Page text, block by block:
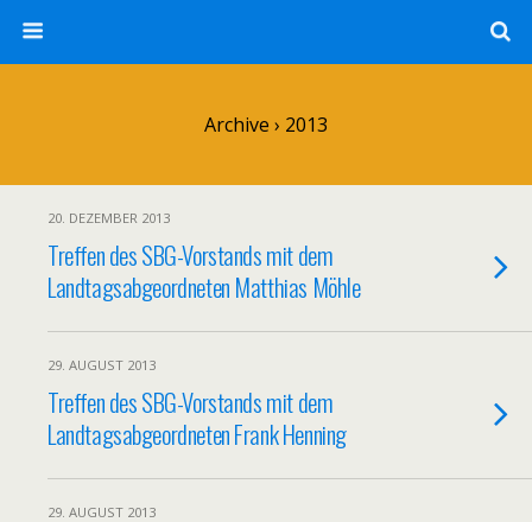
Archive › 2013
20. DEZEMBER 2013
Treffen des SBG-Vorstands mit dem
Landtagsabgeordneten Matthias Möhle
29. AUGUST 2013
Treffen des SBG-Vorstands mit dem
Landtagsabgeordneten Frank Henning
29. AUGUST 2013